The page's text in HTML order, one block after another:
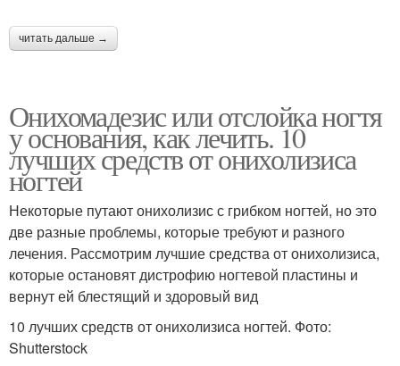
читать дальше →
Онихомадезис или отслойка ногтя
у основания, как лечить. 10
лучших средств от онихолизиса
ногтей
Некоторые путают онихолизис с грибком ногтей, но это
две разные проблемы, которые требуют и разного
лечения. Рассмотрим лучшие средства от онихолизиса,
которые остановят дистрофию ногтевой пластины и
вернут ей блестящий и здоровый вид
10 лучших средств от онихолизиса ногтей. Фото:
Shutterstock